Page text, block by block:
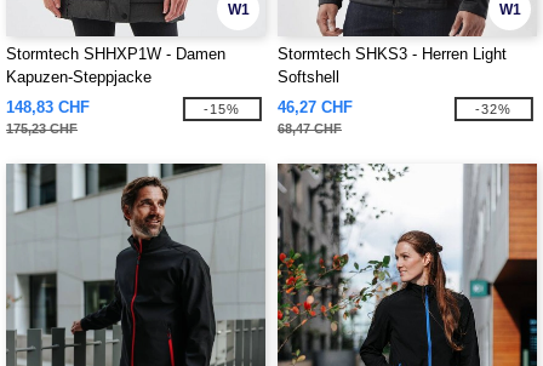
W1
Stormtech SHHXP1W - Damen
Kapuzen-Steppjacke
148,83 CHF
175,23 CHF
-15%
W1
Stormtech SHKS3 - Herren Light
Softshell
46,27 CHF
68,47 CHF
-32%